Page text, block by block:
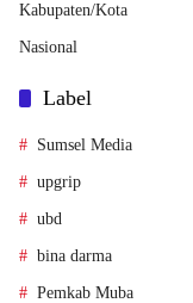
Kabupaten/Kota
Nasional
Label
Sumsel Media
upgrip
ubd
bina darma
Pemkab Muba